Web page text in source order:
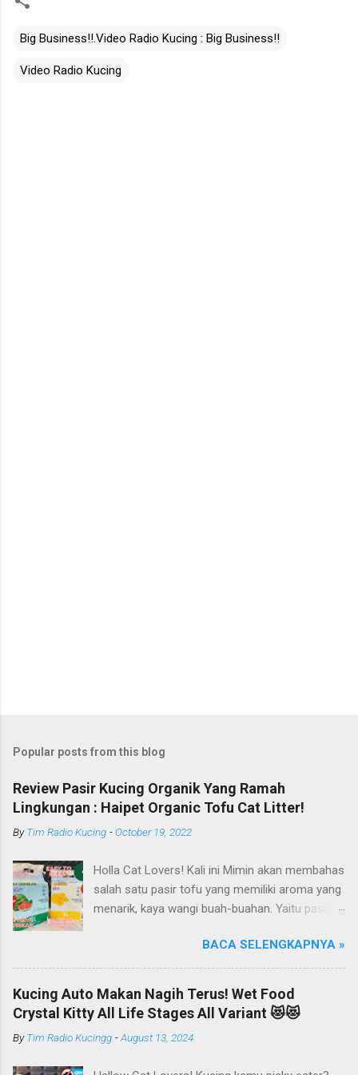
Big Business!!.Video Radio Kucing : Big Business!!
Video Radio Kucing
Popular posts from this blog
Review Pasir Kucing Organik Yang Ramah
Lingkungan : Haipet Organic Tofu Cat Litter!
ByTim Radio Kucing -October 19, 2022
Holla Cat Lovers! Kali ini Mimin akan membahas
salah satu pasir tofu yang memiliki aroma yang
menarik, kaya wangi buah-buahan. Yaitu pasir
Haipet merupakan salah satu merk produk
kucing yang diproduksi oleh PT. Arthacat Tirta
Surya, Indonesia. Perusahaan ini bergerak di
bidang produk perlengkapan kucing, seperti Cat
Tree Furniture, Cat Accessories, Cat Food, Cat
Litter, Cat Sandbox/Cat Litter, dan lain-lain.
BACA SELENGKAPNYA »
Kucing Auto Makan Nagih Terus! Wet Food
Crystal Kitty All Life Stages All Variant 😻😻
ByTim Radio Kucingg -August 13, 2024